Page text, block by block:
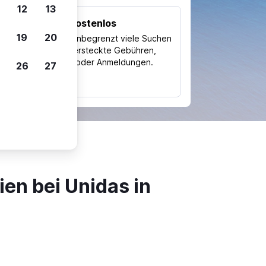
Kostenlos
Nutze unbegrenzt viele Suchen
ohne versteckte Gebühren,
Kosten oder Anmeldungen.
bei Unidas in
12 13
19 20
26 27